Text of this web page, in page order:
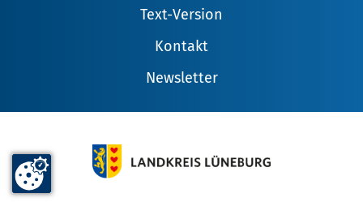
Text-Version
Kontakt
Newsletter